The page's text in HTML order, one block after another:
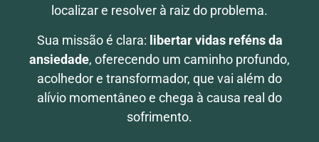
localizar e resolver à raiz do problema.
Sua missão é clara: libertar vidas reféns da
ansiedade, oferecendo um caminho profundo,
acolhedor e transformador, que vai além do
alívio momentâneo e chega à causa real do
sofrimento.